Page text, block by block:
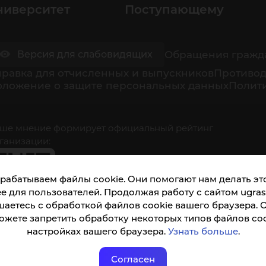
файлы cookie. Они помогают нам делать
для пользователей. Продолжая работу с сайтом
с обработкой файлов cookie вашего браузера.
запретить обработку некоторых типов файлов
настройках вашего браузера. Узнать больше.
Согласен
Поступающему
мнение формирует официальный рейтинг
доступна по QR-коду, а так же по прямой